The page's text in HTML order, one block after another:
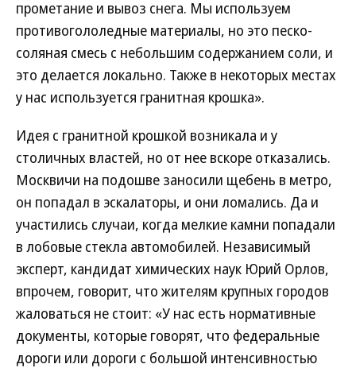
прометание и вывоз снега. Мы используем
противогололедные материалы, но это песко-
соляная смесь с небольшим содержанием соли, и
это делается локально. Также в некоторых местах
у нас используется гранитная крошка».
Идея с гранитной крошкой возникала и у
столичных властей, но от нее вскоре отказались.
Москвичи на подошве заносили щебень в метро,
он попадал в эскалаторы, и они ломались. Да и
участились случаи, когда мелкие камни попадали
в лобовые стекла автомобилей. Независимый
эксперт, кандидат химических наук Юрий Орлов,
впрочем, говорит, что жителям крупных городов
жаловаться не стоит: «У нас есть нормативные
документы, которые говорят, что федеральные
дороги или дороги с большой интенсивностью